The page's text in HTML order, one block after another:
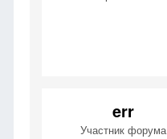
err
Участник форума